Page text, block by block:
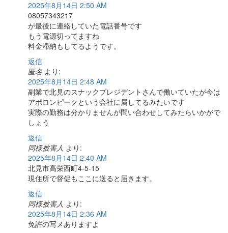
2025年8月14日 2:50 AM
08057343217
が最後に連絡していた電話番号です
もう電源切ってますね
料金滞納もしてるようです。
返信
匿名 より:
2025年8月14日 2:48 AM
副業で北見のスナックプレジデントさんで働いていたが今は
アポロンピークという会社に属してるみたいです
実際の勤務は分かりませんが問い合わせしてみたらいかがで
しょう
返信
同様被害人 より:
2025年8月14日 2:40 AM
北見市高栄西町4-5-15
現住所で督促もここに送ると届きます。
返信
同様被害人 より:
2025年8月14日 2:36 AM
免許の写メありますよ